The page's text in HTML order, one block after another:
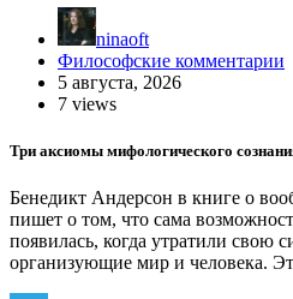
ninaoft
Философские комментарии
5 августа, 2026
7 views
Три аксиомы мифологического
Бенедикт Андерсон в книге о
пишет о том, что сама
появилась, когда утратили свою
организующие мир и человека.